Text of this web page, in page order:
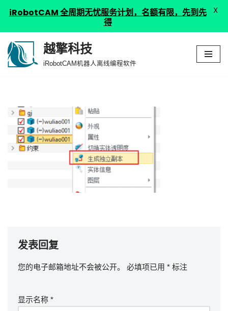
跳
越擎科技
iRobotCAM机器人离线编程软件
发表回复
您的电子邮箱地址不会被公开。 必填项已用 * 标注
显示名称 *
iRobotCAM 全周期无忧服务计划，名额有限，先到先
得
X